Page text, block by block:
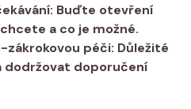
Buďte otevření
a co je možné.
péči: Důležité
dodržovat doporučení